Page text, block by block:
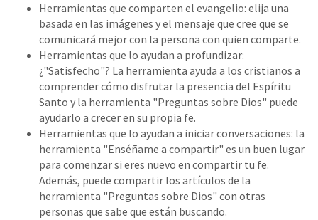
Herramientas que comparten el evangelio: elija una
basada en las imágenes y el mensaje que cree que se
comunicará mejor con la persona con quien comparte.
Herramientas que lo ayudan a profundizar:
¿"Satisfecho"? La herramienta ayuda a los cristianos a
comprender cómo disfrutar la presencia del Espíritu
Santo y la herramienta "Preguntas sobre Dios" puede
ayudarlo a crecer en su propia fe.
Herramientas que lo ayudan a iniciar conversaciones: la
herramienta "Enséñame a compartir" es un buen lugar
para comenzar si eres nuevo en compartir tu fe.
Además, puede compartir los artículos de la
herramienta "Preguntas sobre Dios" con otras
personas que sabe que están buscando.